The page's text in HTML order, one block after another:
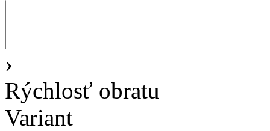
›
Rýchlosť obratu
Variant